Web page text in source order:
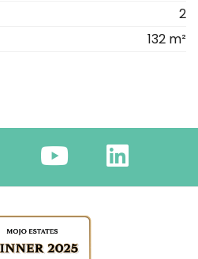
2
132 m²